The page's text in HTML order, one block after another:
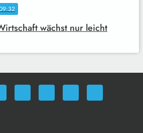
wächst nur leicht